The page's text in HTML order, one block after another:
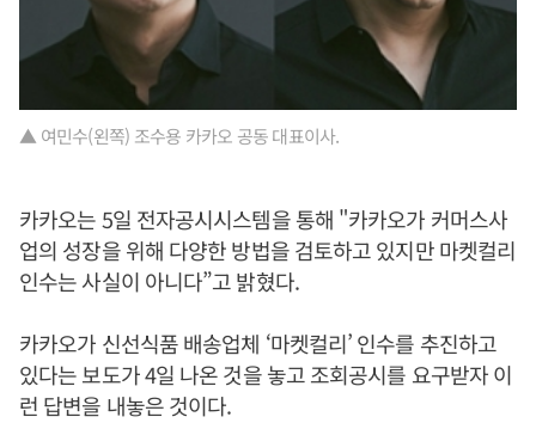
▲ 여민수(왼쪽) 조수용 카카오 공동 대표이사.
카카오는 5일 전자공시시스템을 통해 "카카오가 커머스사
업의 성장을 위해 다양한 방법을 검토하고 있지만 마켓컬리
인수는 사실이 아니다”고 밝혔다.
카카오가 신선식품 배송업체 ‘마켓컬리’ 인수를 추진하고
있다는 보도가 4일 나온 것을 놓고 조회공시를 요구받자 이
런 답변을 내놓은 것이다.